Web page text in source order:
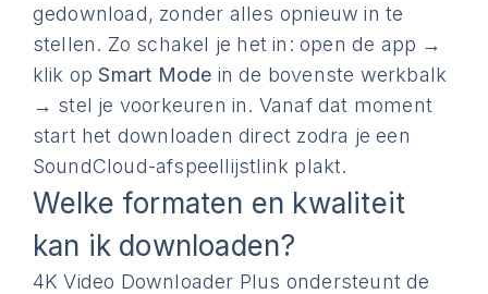
gedownload, zonder alles opnieuw in te
stellen. Zo schakel je het in: open de app →
klik opSmart Mode in de bovenste werkbalk
→ stel je voorkeuren in. Vanaf dat moment
start het downloaden direct zodra je een
SoundCloud-afspeellijstlink plakt.
Welke formaten en kwaliteit
kan ik downloaden?
4K Video Downloader Plus ondersteunt de